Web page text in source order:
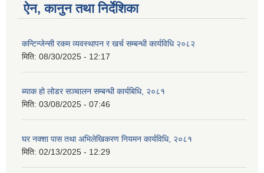
ऐन, कानुन तथा निर्देशिका
कन्टिन्जेन्सी रकम व्यवस्थापन र खर्च सम्बन्धी कार्यविधि २०८२
मिति: 08/30/2025 - 12:17
ब्याक हो लोडर सञ्चालन सम्बन्धी कार्यबिधि, २०८१
मिति: 03/08/2025 - 07:46
घर नक्शा पास तथा अभिलेखिकरण नियमन कार्यविधि, २०८१
मिति: 02/13/2025 - 12:29